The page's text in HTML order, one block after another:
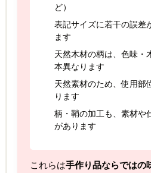
ど）
表記サイズに若干の誤差
ます
天然木材の柄は、色味・
本異なります
天然素材のため、使用部
ります
柄・鞘の加工も、素材や
があります
これらは手作り品ならではの